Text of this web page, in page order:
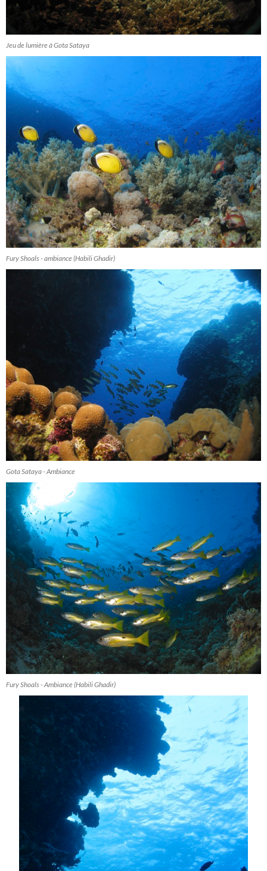
Jeu de lumière à Gota Sataya
Fury Shoals - ambiance (Habili Ghadir)
Gota Sataya - Ambiance
Fury Shoals - Ambiance (Habili Ghadir)